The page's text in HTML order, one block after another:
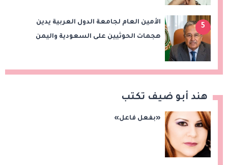
5
الأمين العام لجامعة الدول العربية يدين
هجمات الحوثيين على السعودية واليمن
هند أبو ضيف تكتب
«بفعل فاعل»